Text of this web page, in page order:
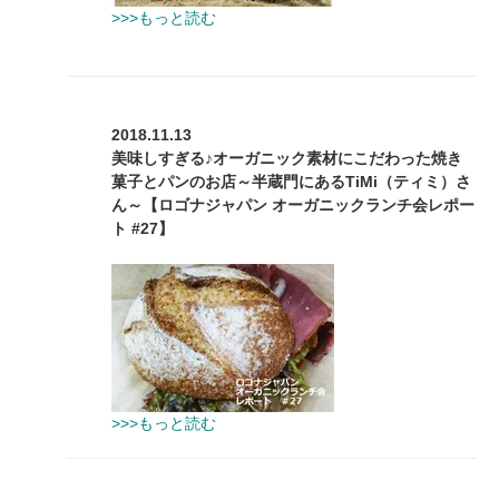
>>>もっと読む
2018.11.13
美味しすぎる♪オーガニック素材にこだわった焼き
菓子とパンのお店～半蔵門にあるTiMi（ティミ）さ
ん～【ロゴナジャパン オーガニックランチ会レポー
ト #27】
>>>もっと読む